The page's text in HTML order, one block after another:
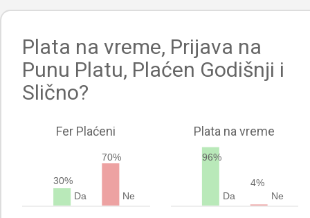
Plata na vreme, Prijava na
Punu Platu, Plaćen Godišnji i
Slično?
Fer Plaćeni
30%
Da
70%
Ne
Plata na vreme
96%
Da
4%
Ne